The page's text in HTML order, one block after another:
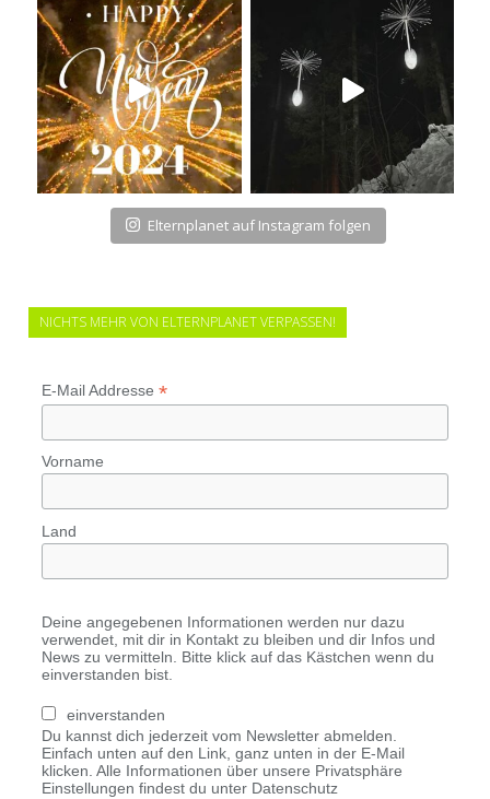
Elternplanet auf Instagram folgen
NICHTS MEHR VON ELTERNPLANET VERPASSEN!
E-Mail Addresse *
Vorname
Land
Deine angegebenen Informationen werden nur dazu
verwendet, mit dir in Kontakt zu bleiben und dir Infos und
News zu vermitteln. Bitte klick auf das Kästchen wenn du
einverstanden bist.
einverstanden
Du kannst dich jederzeit vom Newsletter abmelden.
Einfach unten auf den Link, ganz unten in der E-Mail
klicken. Alle Informationen über unsere Privatsphäre
Einstellungen findest du unter Datenschutz